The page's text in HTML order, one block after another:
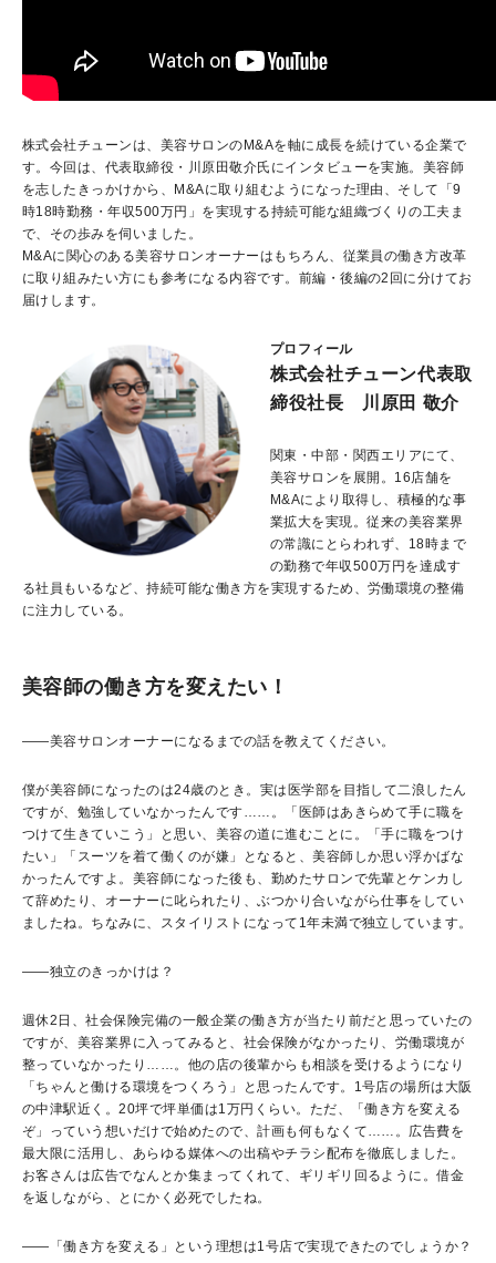
株式会社チューンは、美容サロンのM&Aを軸に成長を続けている企業で
す。今回は、代表取締役・川原田敬介氏にインタビューを実施。美容師
を志したきっかけから、 M&Aに取り組むようになった理由、そして「9
時18時勤務・年収500万円」を実現する持続可能な組織づくりの工夫ま
で、その歩みを伺いました。
M&Aに関心のある美容サロンオーナーはもちろん、従業員の働き方改革
に取り組みたい方にも参考になる内容です。前編・後編の2 回に分けてお
届けします。
プロフィール
株式会社チューン代表取
締役社長 川原田 敬介
関東・中部・関西エリアにて、
美容サロンを展開。16店舗を
M&Aにより取得し、積極的な事
業拡大を実現。従来の美容業界
の常識にとらわれず、18時まで
の勤務で年収500万円を達成す
る社員もいるなど、持続可能な働き方を実現するため、労働環境の整備
に注力している。
美容師の働き方を変えたい！
――美容サロンオーナーになるまでの話を教えてください。
僕が美容師になったのは24歳のとき。実は医学部を目指して二浪したん
ですが、勉強していなかったんです……。「医師はあきらめて手に職を
つけて生きていこう」と思い、美容の道に進むことに。「手に職をつけ
たい」「スーツを着て働くのが嫌」となると、美容師しか思い浮かばな
かったんですよ。美容師になった後も、勤めたサロンで先輩とケンカし
て辞めたり、オーナーに叱られたり、ぶつかり合いながら仕事をしてい
ましたね。ちなみに、スタイリストになって1年未満で独立しています。
――独立のきっかけは？
週休2日、社会保険完備の一般企業の働き方が当たり前だと思っていたの
ですが、美容業界に入ってみると、社会保険がなかったり、労働環境が
整っていなかったり……。他の店の後輩からも相談を受けるようになり
「ちゃんと働ける環境をつくろう」と思ったんです。1号店の場所は大阪
の中津駅近く。20坪で坪単価は1万円くらい。ただ、「働き方を変える
ぞ」っていう想いだけで始めたので、計画も何もなくて……。広告費を
最大限に活用し、あらゆる媒体への出稿やチラシ配布を徹底しました。
お客さんは広告でなんとか集まってくれて、ギリギリ回るように。借金
を返しながら、とにかく必死でしたね。
――「働き方を変える」という理想は1号店で実現できたのでしょうか？